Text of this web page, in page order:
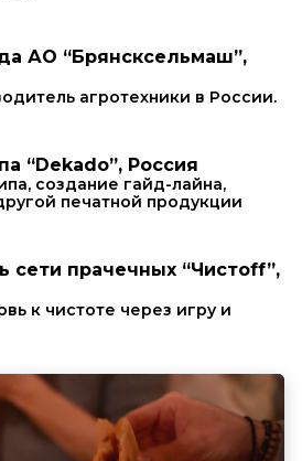
АО “Брянсксельмаш”,
агротехники в России.
“Dekado”, Россия
создание гайд-лайна,
печатной продукции
сети прачечных “Чистоff”,
к чистоте через игру и